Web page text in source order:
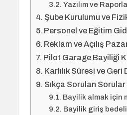
Yazılım ve
Şube Kurulumu ve
Personel ve Eğitim
Reklam ve Açılış
Pilot Garage Bayiliği
Karlılık Süresi ve Geri
Sıkça Sorulan Sorular
Bayilik almak için
Bayilik giriş